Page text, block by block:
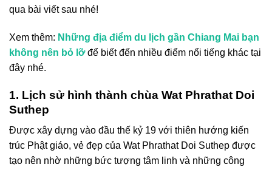
qua bài viết sau nhé!
Xem thêm: Những địa điểm du lịch gần Chiang Mai bạn
không nên bỏ lỡ để biết đến nhiều điểm nổi tiếng khác tại
đây nhé.
1. Lịch sử hình thành chùa Wat Phrathat Doi
Suthep
Được xây dựng vào đầu thế kỷ 19 với thiên hướng kiến
trúc Phật giáo, vẻ đẹp của Wat Phrathat Doi Suthep được
tạo nên nhờ những bức tượng tâm linh và những công